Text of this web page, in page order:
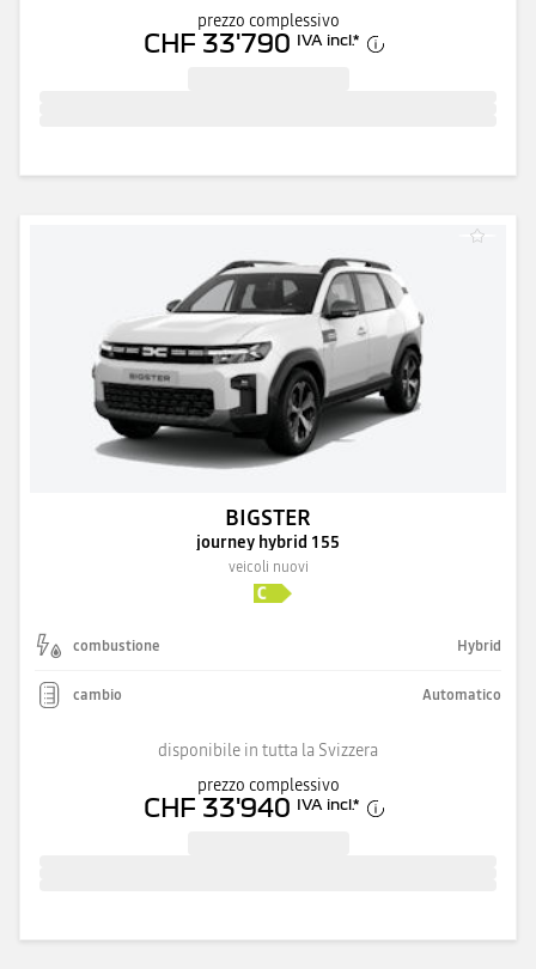
prezzo complessivo
CHF 33'790 IVA incl.*
BIGSTER
journey hybrid 155
veicoli nuovi
combustione Hybrid
cambio Automatico
disponibile in tutta la Svizzera
prezzo complessivo
CHF 33'940 IVA incl.*